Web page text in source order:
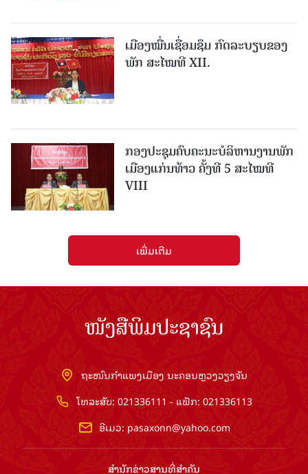
ເມືອງ​ໝື່ນເຊື່ອມຊຶມ ກົດລະບຽບຂອງ
ພັກ ສະໄໝທີ XII.
ກອງປະຊຸມຄົບຄະນະບໍລິຫານງານພັກ
ເມືອງແກ່ນ​ທ້າວ ຄັ້ງທີ 5 ສະໄໝທີ
VIII
ເພີ່ມເຕີມ
ໜັງສືພິມປະຊາຊົນ
ຖະໜົນກຳແພງເມືອງ ນະຄອນຫຼວງວຽງຈັນ
ໂທລະສັບ: 021336111 - ແຟັກ: 021336113
ອີເມວ: pasaxonn@yahoo.com
ສຳ​ນັກ​ຂ່າວ​ສານ​ທີ່​ສຳ​ຄັນ​